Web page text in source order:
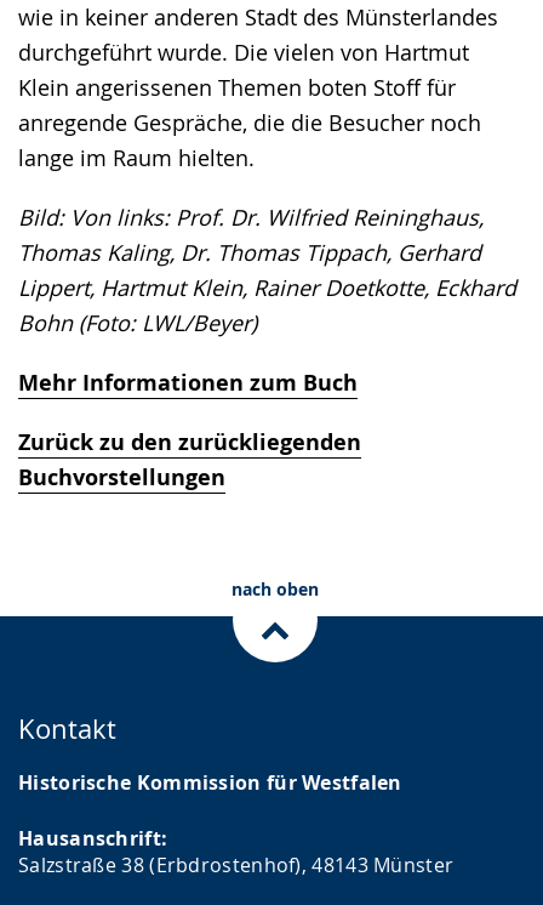
wie in keiner anderen Stadt des Münsterlandes
durchgeführt wurde. Die vielen von Hartmut
Klein angerissenen Themen boten Stoff für
anregende Gespräche, die die Besucher noch
lange im Raum hielten.
Bild: Von links: Prof. Dr. Wilfried Reininghaus,
Thomas Kaling, Dr. Thomas Tippach, Gerhard
Lippert, Hartmut Klein, Rainer Doetkotte, Eckhard
Bohn (Foto: LWL/Beyer)
Mehr Informationen zum Buch
Zurück zu den zurückliegenden
Buchvorstellungen
nach oben
Kontakt
Historische Kommission für Westfalen
Hausanschrift:
Salzstraße 38 (Erbdrostenhof), 48143 Münster